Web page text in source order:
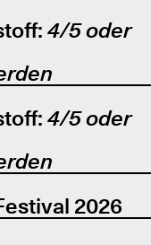
4/5 oder
4/5 oder
2026